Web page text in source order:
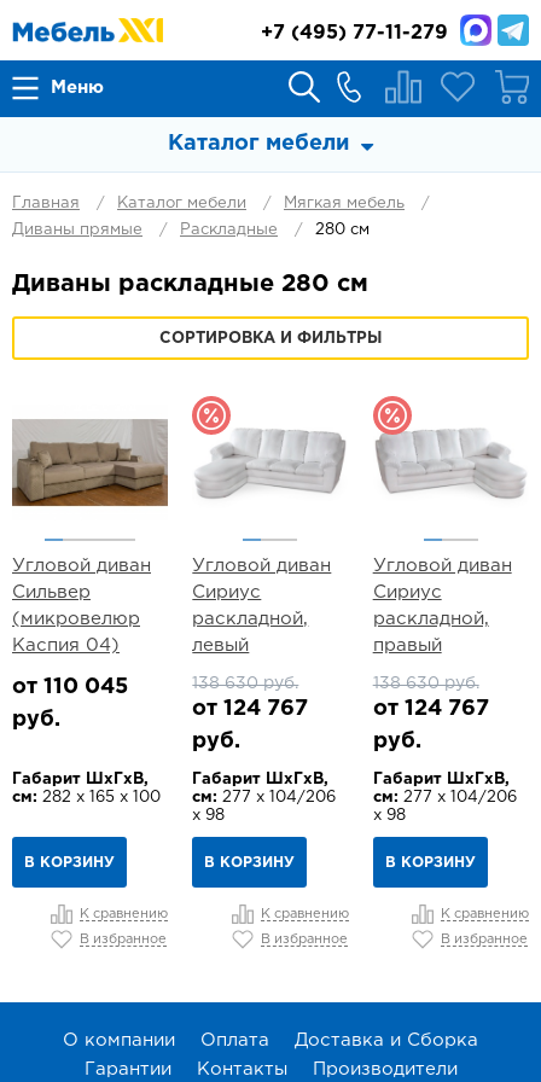
Меню
+7 (495) 77-11-279
Каталог мебели
Главная Каталог мебели
Мягкая мебель
Диваны прямые
Раскладные 280 см
Диваны раскладные 280 см
СОРТИРОВКА И ФИЛЬТРЫ
Угловой диван
Сильвер
(микровелюр
Каспия 04)
от 110 045
руб.
Габарит ШхГхВ,
см: 282 х 165 х 100
В КОРЗИНУ
К сравнению
В избранное
Угловой диван
Сириус
раскладной,
левый
138 630 руб.
от 124 767
руб.
Габарит ШхГхВ,
см: 277 х 104/206
х 98
В КОРЗИНУ
К сравнению
В избранное
Угловой диван
Сириус
раскладной,
правый
138 630 руб.
от 124 767
руб.
Габарит ШхГхВ,
см: 277 х 104/206
х 98
В КОРЗИНУ
К сравнению
В избранное
О компании Оплата
Доставка и Сборка
Гарантии
Контакты Производители